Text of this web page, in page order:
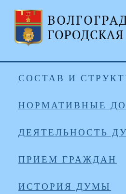
СОСТАВ И
НОРМАТИВНЫЕ
ДЕЯТЕЛЬНОСТЬ
ПРИЕМ ГРАЖДАН
ИСТОРИЯ ДУМЫ